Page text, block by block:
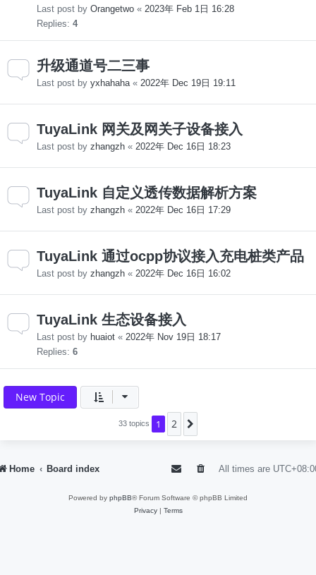
Last post by Orangetwo « 2023年 Feb 1日 16:28
Replies: 4
升级通道号二三事
Last post by yxhahaha « 2022年 Dec 19日 19:11
TuyaLink 网关及网关子设备接入
Last post by zhangzh « 2022年 Dec 16日 18:23
TuyaLink 自定义透传数据解析方案
Last post by zhangzh « 2022年 Dec 16日 17:29
TuyaLink 通过ocpp协议接入充电桩类产品
Last post by zhangzh « 2022年 Dec 16日 16:02
TuyaLink 生态设备接入
Last post by huaiot « 2022年 Nov 19日 18:17
Replies: 6
New Topic
33 topics 1 2
Home Board index All times are
Powered by phpBB® Forum Software © phpBB Limited
Privacy| Terms